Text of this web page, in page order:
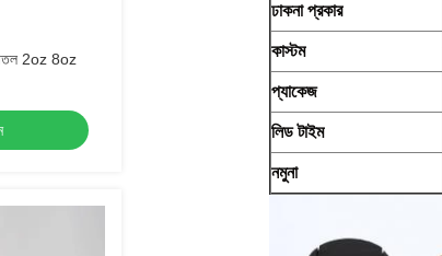
2oz 8oz
ঢাকনা প্রকার
কাস্টম
প্যাকেজ
লিড টাইম
নমুনা